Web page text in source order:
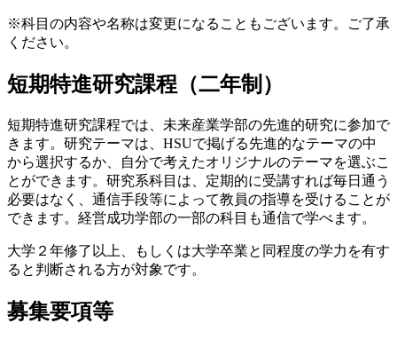
※科目の内容や名称は変更になることもございます。ご了承
ください。
短期特進研究課程（二年制）
短期特進研究課程では、未来産業学部の先進的研究に参加で
きます。研究テーマは、HSUで掲げる先進的なテーマの中
から選択するか、自分で考えたオリジナルのテーマを選ぶこ
とができます。研究系科目は、定期的に受講すれば毎日通う
必要はなく、通信手段等によって教員の指導を受けることが
できます。経営成功学部の一部の科目も通信で学べます。
大学２年修了以上、もしくは大学卒業と同程度の学力を有す
ると判断される方が対象です。
募集要項等